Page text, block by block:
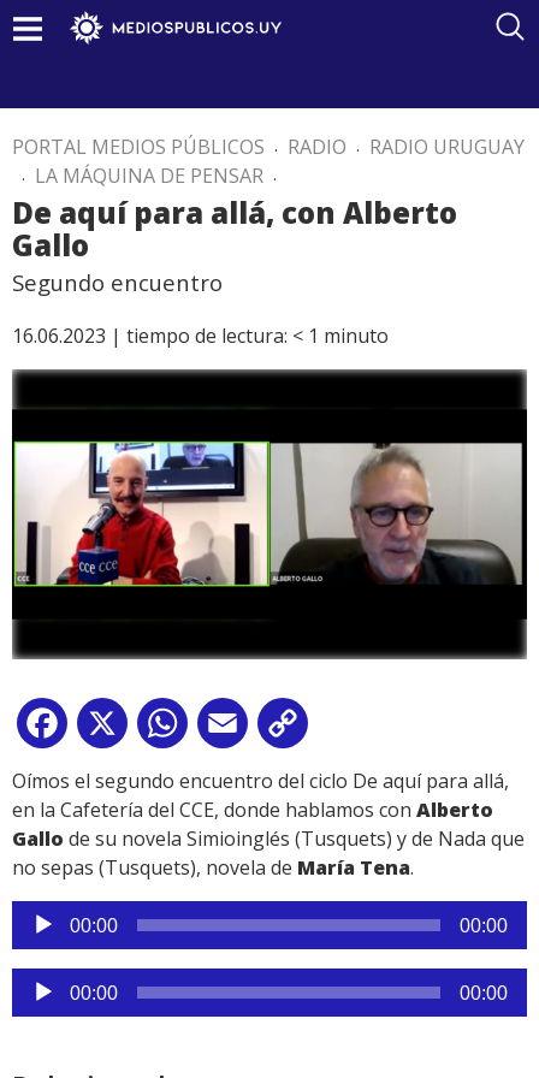
PORTAL MEDIOS PÚBLICOS . RADIO . RADIO URUGUAY
. LA MÁQUINA DE PENSAR .
De aquí para allá, con Alberto
Gallo
Segundo encuentro
16.06.2023 | tiempo de lectura: < 1 minuto
Facebook
X WhatsApp
Email
Link
Oímos el segundo encuentro del ciclo De aquí para allá,
en la Cafetería del CCE, donde hablamos con Alberto
Gallo de su novela Simioinglés (Tusquets) y de Nada que
no sepas (Tusquets), novela de María Tena.
Reproductor
de
audio
00:00 00:00
Reproductor
de
00:00 00:00